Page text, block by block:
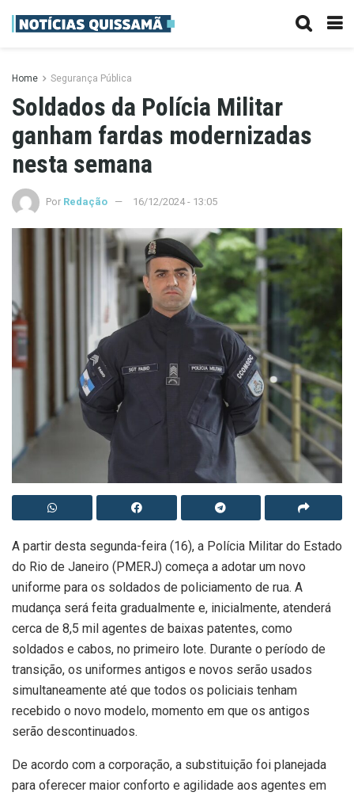
Home Segurança Pública
Soldados da Polícia Militar
ganham fardas modernizadas
nesta semana
Por Redação 16/12/2024 - 13:05
A partir desta segunda-feira (16), a Polícia Militar do Estado
do Rio de Janeiro (PMERJ) começa a adotar um novo
uniforme para os soldados de policiamento de rua. A
mudança será feita gradualmente e, inicialmente, atenderá
cerca de 8,5 mil agentes de baixas patentes, como
soldados e cabos, no primeiro lote. Durante o período de
transição, os uniformes antigos e novos serão usados
simultaneamente até que todos os policiais tenham
recebido o novo modelo, momento em que os antigos
serão descontinuados.
De acordo com a corporação, a substituição foi planejada
para oferecer maior conforto e agilidade aos agentes em